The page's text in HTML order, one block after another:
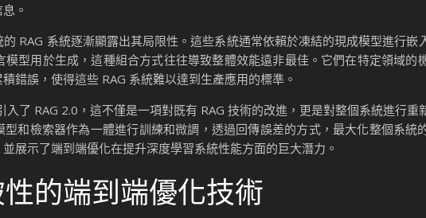
。
RAG 系統逐漸顯露出其局限性。這些系統通常依賴於凍結的現成模型進行嵌
型用於生成，這種組合方式往往導致整體效能遠非最佳。它們在特定領域的
錯誤，使得這些 RAG 系統難以達到生產應用的標準。
了 RAG 2.0，這不僅是一項對既有 RAG 技術的改進，更是對整個系統進行重
和檢索器作為一體進行訓練和微調，透過回傳誤差的方式，最大化整個系統
展示了端到端優化在提升深度學習系統性能方面的巨大潛力。
的端到端優化技術